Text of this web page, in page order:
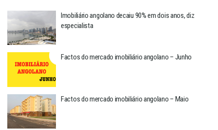
Imobiliário angolano decaiu 90% em dois anos, diz
especialista
Factos do mercado imobiliário angolano – Junho
Factos do mercado imobiliário angolano – Maio